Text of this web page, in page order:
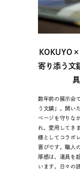
寄り添う文
数年前の展示会
う文鎮」。開い
ページを守りな
れ、愛用してき
様としてコラボ
喜びです。職人
厚感は、道具を
います。日々の